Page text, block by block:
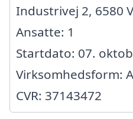
Industrivej 2, 6580
Ansatte: 1
Startdato: 07.
Virksomhedsform:
CVR: 37143472